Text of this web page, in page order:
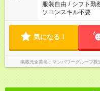
服装自由 / シフト勤
ソコンスキル不要
気になる！
掲載元企業名 マンパワーグループ